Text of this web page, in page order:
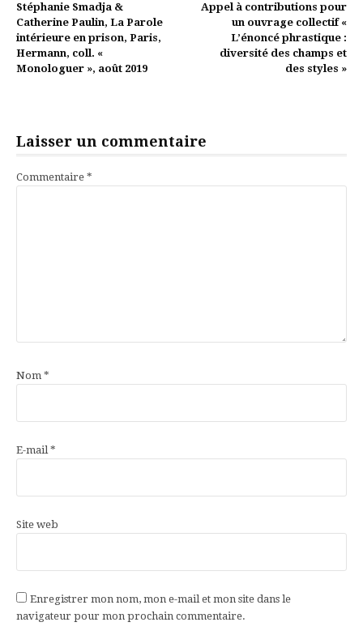
la
suite
Stéphanie Smadja &
Catherine Paulin, La Parole
intérieure en prison, Paris,
Hermann, coll. «
Monologuer », août 2019
Appel à contributions pour
un ouvrage collectif «
L’énoncé phrastique :
diversité des champs et
des styles »
Laisser un commentaire
Commentaire *
Nom *
E-mail *
Site web
Enregistrer mon nom, mon e-mail et mon site dans le
navigateur pour mon prochain commentaire.